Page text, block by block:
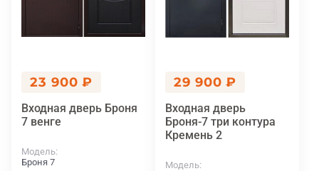
23 900 ₽
Входная дверь Броня
7 венге
Модель
Броня 7
29 900 ₽
Входная дверь
Броня-7 три контура
Кремень 2
Модель